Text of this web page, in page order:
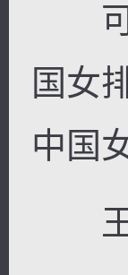
可
国女
中国
王